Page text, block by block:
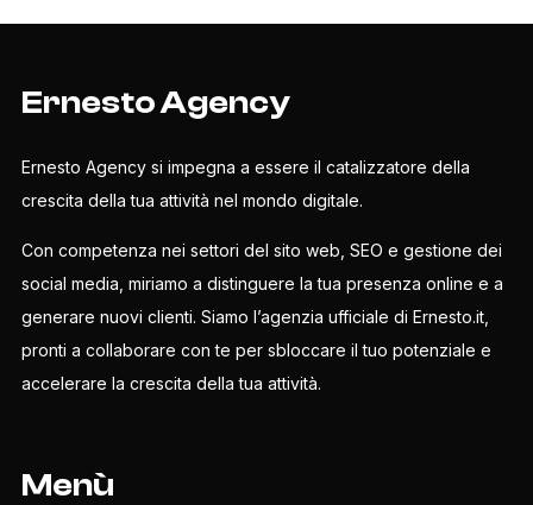
Ernesto Agency
Ernesto Agency si impegna a essere il catalizzatore della
crescita della tua attività nel mondo digitale.
Con competenza nei settori del sito web, SEO e gestione dei
social media, miriamo a distinguere la tua presenza online e a
generare nuovi clienti. Siamo l’agenzia ufficiale di Ernesto.it,
pronti a collaborare con te per sbloccare il tuo potenziale e
accelerare la crescita della tua attività.
Menù